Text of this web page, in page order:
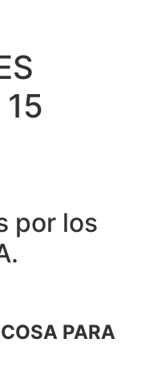
por los
PARA